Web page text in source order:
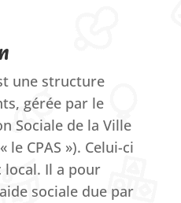
une structure
gérée par le
Sociale de la Ville
le CPAS »). Celui-ci
local. Il a pour
sociale due par